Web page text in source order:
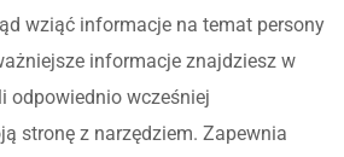
wziąć informacje na temat persony
informacje znajdziesz w
odpowiednio wcześniej
stronę z narzędziem. Zapewnia